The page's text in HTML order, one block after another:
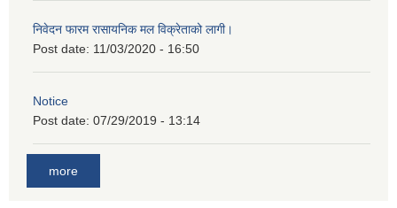
निवेदन फारम रासायनिक मल विक्रेताको लागी।
Post date: 11/03/2020 - 16:50
Notice
Post date: 07/29/2019 - 13:14
more